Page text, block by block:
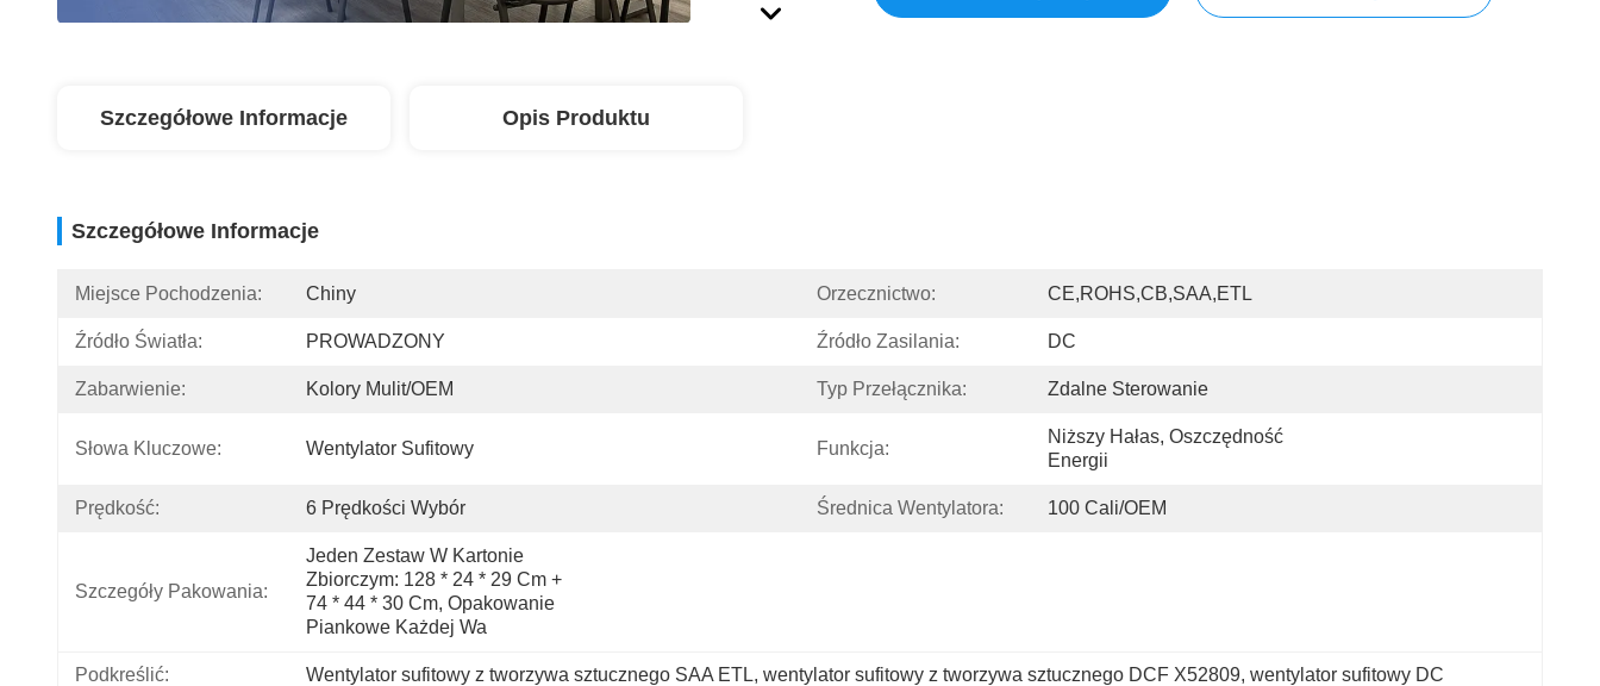
Szczegółowe Informacje Opis Produktu
Szczegółowe Informacje
Miejsce Pochodzenia: Chiny Orzecznictwo: CE,ROHS,CB,SAA,ETL
Źródło Światła: PROWADZONY Źródło Zasilania: DC
Zabarwienie: Kolory Mulit/OEM Typ Przełącznika: Zdalne Sterowanie
Słowa Kluczowe: Wentylator Sufitowy Funkcja:
Niższy Hałas, Oszczędność
Energii
Prędkość: 6 Prędkości Wybór Średnica Wentylatora: 100 Cali/OEM
Szczegóły Pakowania:
Jeden Zestaw W Kartonie
Zbiorczym: 128 * 24 * 29 Cm +
74 * 44 * 30 Cm, Opakowanie
Piankowe Każdej Wa
Podkreślić: Wentylator sufitowy z tworzywa sztucznego SAA ETL, wentylator sufitowy z tworzywa sztucznego DCF X52809, wentylator sufitowy DC